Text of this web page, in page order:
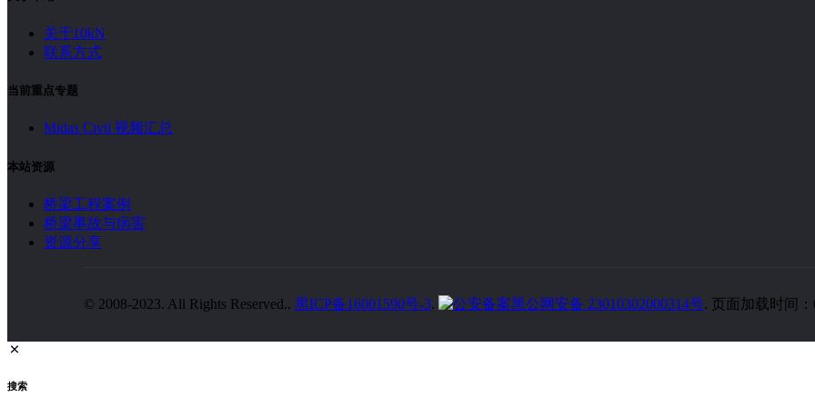
关于10kN
联系方式
当前重点专题
Midas Civil 视频汇总
本站资源
桥梁工程案例
桥梁事故与病害
资源分享
© 2008-2023. All Rights Reserved.. 黑ICP备16001590号-3. 黑公网安备 23010302000314号. 页面加载时间：
搜索